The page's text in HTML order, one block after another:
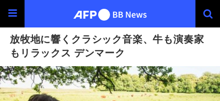
放牧地に響くクラシック音楽、牛も演奏家
もリラックス デンマーク